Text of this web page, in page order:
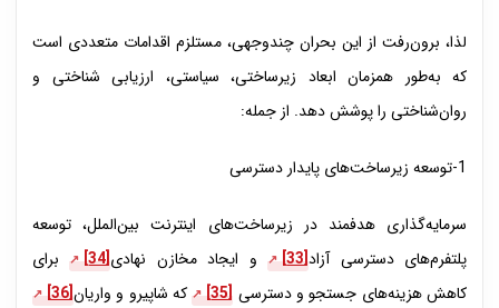
لذا، برون‌رفت از این بحران چندوجهی، مستلزم اقدامات متعددی است
که به‌طور همزمان ابعاد زیرساختی، سیاستی، ارزیابی شناختی و
روان‌شناختی را پوشش دهد. از جمله:
1-توسعه زیرساخت‌های پایدار دسترسی
سرمایه‌گذاری هدفمند در زیرساخت‌های اینترنت بین‌الملل، توسعه
پلتفرم‌های دسترسی آزاد[33] و ایجاد مخازن نهادی[34]
برای
کاهش هزینه‌های جستجو و دسترسی [35] که شاپیرو و واریان[36]